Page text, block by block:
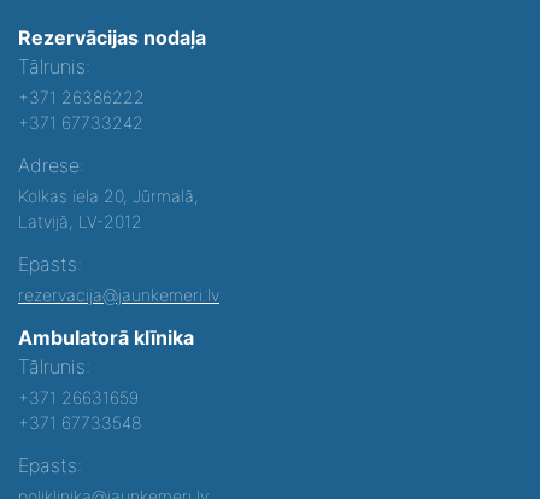
Rezervācijas nodaļa
Tālrunis:
+371 26386222
+371 67733242
Adrese:
Kolkas iela 20, Jūrmalā,
Latvijā, LV-2012
Epasts:
rezervacija@jaunkemeri.lv
Ambulatorā klīnika
Tālrunis:
+371 26631659
+371 67733548
Epasts: